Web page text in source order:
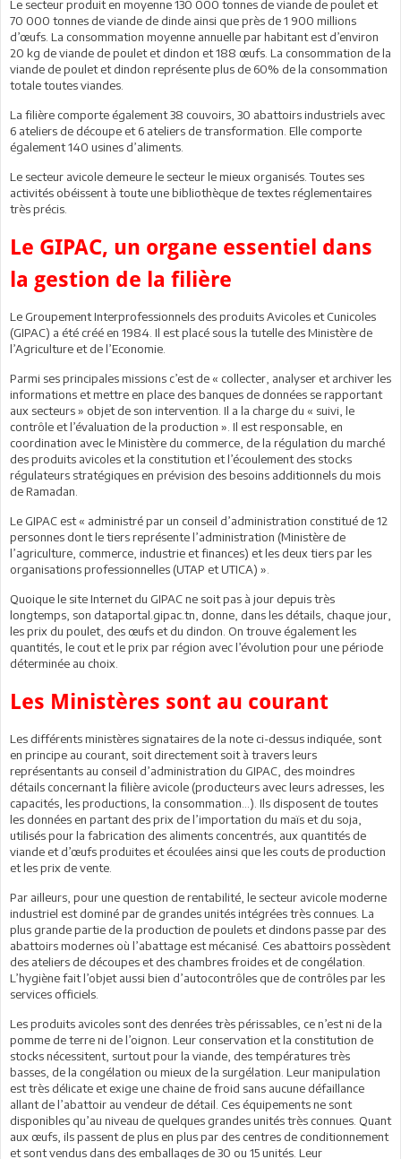
Le secteur produit en moyenne 130 000 tonnes de viande de poulet et
70 000 tonnes de viande de dinde ainsi que près de 1 900 millions
d’œufs. La consommation moyenne annuelle par habitant est d’environ
20 kg de viande de poulet et dindon et 188 œufs. La consommation de la
viande de poulet et dindon représente plus de 60% de la consommation
totale toutes viandes.
La filière comporte également 38 couvoirs, 30 abattoirs industriels avec
6 ateliers de découpe et 6 ateliers de transformation. Elle comporte
également 140 usines d’aliments.
Le secteur avicole demeure le secteur le mieux organisés. Toutes ses
activités obéissent à toute une bibliothèque de textes réglementaires
très précis.
Le GIPAC, un organe essentiel dans
la gestion de la filière
Le Groupement Interprofessionnels des produits Avicoles et Cunicoles
(GIPAC) a été créé en 1984. Il est placé sous la tutelle des Ministère de
l’Agriculture et de l’Economie.
Parmi ses principales missions c’est de « collecter, analyser et archiver les
informations et mettre en place des banques de données se rapportant
aux secteurs » objet de son intervention. Il a la charge du « suivi, le
contrôle et l’évaluation de la production ». Il est responsable, en
coordination avec le Ministère du commerce, de la régulation du marché
des produits avicoles et la constitution et l’écoulement des stocks
régulateurs stratégiques en prévision des besoins additionnels du mois
de Ramadan.
Le GIPAC est « administré par un conseil d’administration constitué de 12
personnes dont le tiers représente l’administration (Ministère de
l’agriculture, commerce, industrie et finances) et les deux tiers par les
organisations professionnelles (UTAP et UTICA) ».
Quoique le site Internet du GIPAC ne soit pas à jour depuis très
longtemps, son dataportal.gipac.tn, donne, dans les détails, chaque jour,
les prix du poulet, des œufs et du dindon. On trouve également les
quantités, le cout et le prix par région avec l’évolution pour une période
déterminée au choix.
Les Ministères sont au courant
Les différents ministères signataires de la note ci-dessus indiquée, sont
en principe au courant, soit directement soit à travers leurs
représentants au conseil d’administration du GIPAC, des moindres
détails concernant la filière avicole (producteurs avec leurs adresses, les
capacités, les productions, la consommation…). Ils disposent de toutes
les données en partant des prix de l’importation du maïs et du soja,
utilisés pour la fabrication des aliments concentrés, aux quantités de
viande et d’œufs produites et écoulées ainsi que les couts de production
et les prix de vente.
Par ailleurs, pour une question de rentabilité, le secteur avicole moderne
industriel est dominé par de grandes unités intégrées très connues. La
plus grande partie de la production de poulets et dindons passe par des
abattoirs modernes où l’abattage est mécanisé. Ces abattoirs possèdent
des ateliers de découpes et des chambres froides et de congélation.
L’hygiène fait l’objet aussi bien d’autocontrôles que de contrôles par les
services officiels.
Les produits avicoles sont des denrées très périssables, ce n’est ni de la
pomme de terre ni de l’oignon. Leur conservation et la constitution de
stocks nécessitent, surtout pour la viande, des températures très
basses, de la congélation ou mieux de la surgélation. Leur manipulation
est très délicate et exige une chaine de froid sans aucune défaillance
allant de l’abattoir au vendeur de détail. Ces équipements ne sont
disponibles qu’au niveau de quelques grandes unités très connues. Quant
aux œufs, ils passent de plus en plus par des centres de conditionnement
et sont vendus dans des emballages de 30 ou 15 unités. Leur